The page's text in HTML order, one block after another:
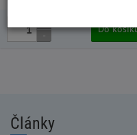
-
Do
Články